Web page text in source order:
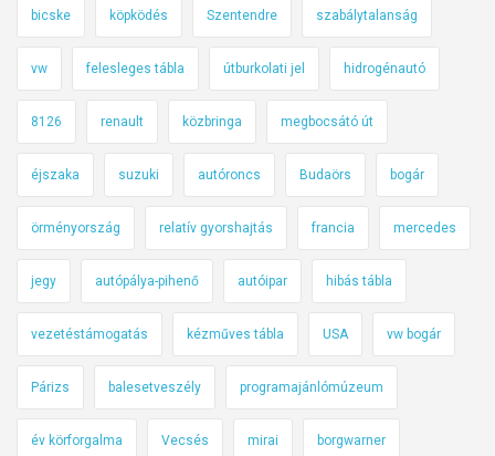
bicske köpködés Szentendre szabálytalanság
vw felesleges tábla útburkolati jel hidrogénautó
8126 renault közbringa megbocsátó út
éjszaka suzuki autóroncs Budaörs bogár
örményország relatív gyorshajtás francia mercedes
jegy autópálya-pihenő autóipar hibás tábla
vezetéstámogatás kézműves tábla USA vw bogár
Párizs balesetveszély programajánlómúzeum
év körforgalma Vecsés mirai borgwarner